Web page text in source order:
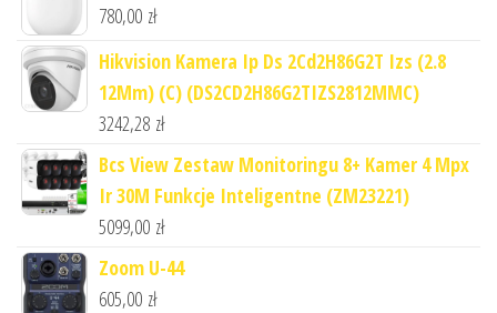
780,00 zł
Hikvision Kamera Ip Ds 2Cd2H86G2T Izs (2.8
12Mm) (C) (DS2CD2H86G2TIZS2812MMC)
3242,28 zł
Bcs View Zestaw Monitoringu 8+ Kamer 4 Mpx
Ir 30M Funkcje Inteligentne (ZM23221)
5099,00 zł
Zoom U-44
605,00 zł